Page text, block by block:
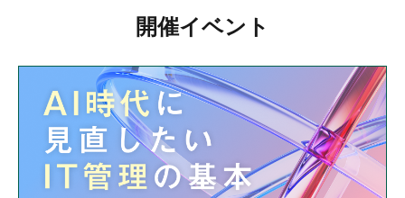
開催イベント